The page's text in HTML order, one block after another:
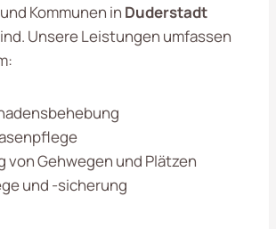
Kommunen in Duderstadt
Unsere Leistungen umfassen
von Gehwegen und Plätzen
und -sicherung